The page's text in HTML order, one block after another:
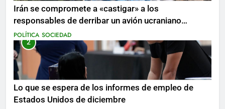
Irán se compromete a «castigar» a los
responsables de derribar un avión ucraniano
mientras se realizan arrestos
POLÍTICA SOCIEDAD
2
Lo que se espera de los informes de empleo de
Estados Unidos de diciembre